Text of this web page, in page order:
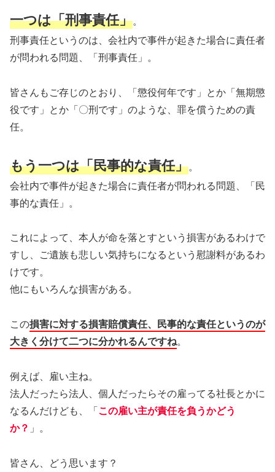
一つは「刑事責任」。
刑事責任というのは、会社内で事件が起きた場合に責任者
が問われる問題、「刑事責任」。
皆さんもご存じのとおり、「懲役何年です」とか「無期懲
役です」とか「〇刑です」のような、罪を償うための責
任。
もう一つは「民事的な責任」。
会社内で事件が起きた場合に責任者が問われる問題、「民
事的な責任」。
これによって、本人が命を落とすという損害があるわけで
すし、ご遺族も悲しい気持ちになるという慰謝料があるわ
けです。
他にもいろんな損害がある。
この損害に対する損害賠償責任、民事的な責任というのが
大きく分けて二つに分かれるんですね。
例えば、雇い主ね。
法人だったら法人、個人だったらその雇ってる社長とかに
なるんだけども、「この雇い主が責任を負うかどう
か？ 」。
皆さん、どう思います？